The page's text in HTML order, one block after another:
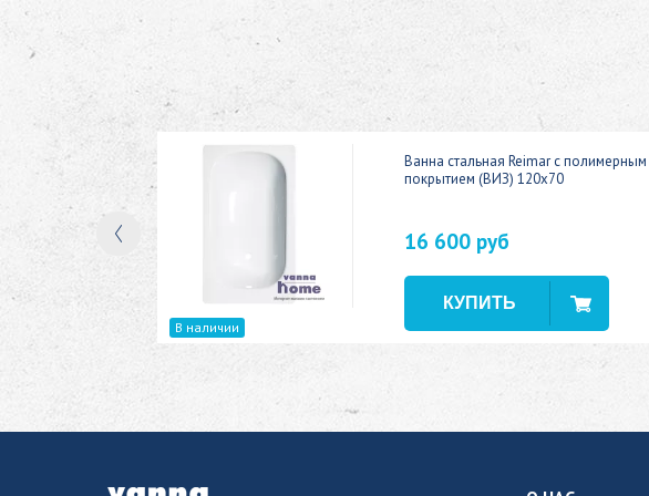
150x70
В наличии
Ванна стальная Reimar с полимерным
покрытием (ВИЗ) 120x70
16 600 руб